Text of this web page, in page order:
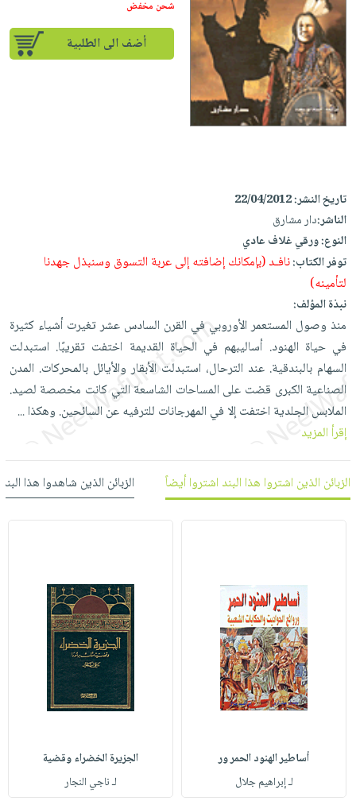
إختياراتنا
كتب
أكاديمية
صندوق
القراءة
English
iKitab
بلا
حدود
أسئلة
يتكرر
على
Android
تحميل
iKitab
على
Apple
أسئلة
يتكرر
طرحها
تحميل
masmu3
على
على
Apple
المواضيع
الأكثر
مبيعاً
إختياراتنا
وسائل
جوائز
تعليمية
الصحة
والعناية
الشخصية
جديد
العناية
الشخصية
العناية
وتصفيف
الشعر
العناية
بالجسم
العناية
بالأسنان
الحمية
والتغذية
والسفرة
جديد
الكل
أواني
الطهي
أدوات
الخبز
أدوات
المائدة
الأوعية
والتخزين
المطبخ
متجر
الهدايا
أقسام
الأكثر
مبيعاً
العودة
للمدارس
اكسسوارات
كتب
اكسسوارات
منزلية
مطرزات
حقائب
حلي
عناية
بالذات
مناسبات
شحن
مجاني
بنود
مختارة
كل
الاشتراكات
صندوق
بحث
عن
الشركة
سياسة
الشركة
أسئلة
طرحها
حسابك
الأمنيات
التسوق
نشرة
شحن مخفض
أضف الى الطلبية
تاريخ النشر:22/04/2012
الناشر:دار مشارق
النوع:ورقي غلاف عادي
توفر الكتاب:نافـد (بإمكانك إضافته إلى عربة التسوق وسنبذل جهدنا
لتأمينه)
نبذة المؤلف:
منذ وصول المستعمر الأوروبي في القرن السادس عشر تغيرت أشياء كثيرة
في حياة الهنود. أساليبهم في الحياة القديمة اختفت تقريبًا. استبدلت
السهام بالبندقية. عند الترحال، استبدلت الأبقار والأيائل بالمحركات. المدن
الصناعية الكبرى قضت على المساحات الشاسعة التي كانت مخصصة لصيد.
الملابس الجلدية اختفت إلا في المهرجانات للترفيه عن السائحين. وهكذا...
إقرأ المزيد
الزبائن الذين اشتروا هذا البند اشتروا أيضاً الزبائن الذين شاهدوا هذا
أساطير الهنود الحمر ور
لـ إبراهيم جلال
الجزيرة الخضراء وقضية
لـ ناجي النجار